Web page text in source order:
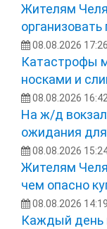
Жителям
08.08.2026 17:26
Катастрофы
носками и
08.08.2026 16:42
На ж/д
ожидания
08.08.2026
Жителям
чем опасно
08.08.2026 14:19
Каждый день